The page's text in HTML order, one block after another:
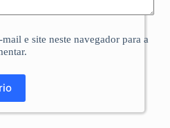
e site neste navegador para a